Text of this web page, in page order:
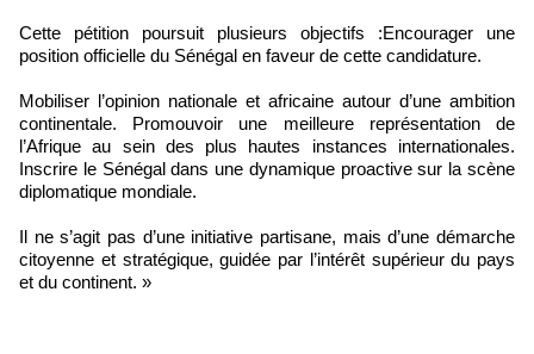
Cette pétition poursuit plusieurs objectifs :Encourager une
position officielle du Sénégal en faveur de cette candidature.
Mobiliser l’opinion nationale et africaine autour d’une ambition
continentale. Promouvoir une meilleure représentation de
l’Afrique au sein des plus hautes instances internationales.
Inscrire le Sénégal dans une dynamique proactive sur la scène
diplomatique mondiale.
Il ne s’agit pas d’une initiative partisane, mais d’une démarche
citoyenne et stratégique, guidée par l’intérêt supérieur du pays
et du continent. »